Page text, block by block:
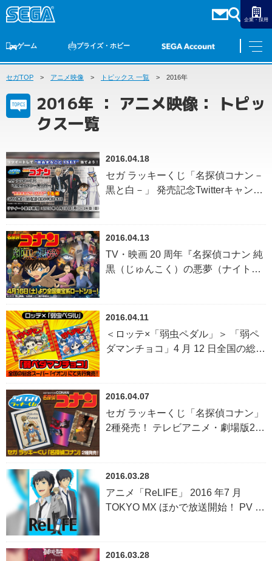
企業・採用
ゲーム
ゲームTOP 家庭用ゲーム PCゲーム スマホゲーム
プライズ・ホビー
プライズ トイ S-FIRE セガ ラッキーくじ
セガ ラッキーくじ
ゲームTOP
家庭用ゲーム
スマホゲーム
アーケードゲーム
プライズ・ホビー
トイ
S-FIRE
セガ ラッキーくじ
セガ ラッキーくじオンライン
物販
アニメ
ダーツ
トピックス
セガTOP アニメ映像 トピックス 一覧 2016年
2016年 ： アニメ映像： トピッ
クス一覧
2016.04.18
セガ ラッキーくじ「名探偵コナン－
黒と白－」 発売記念Twitterキャン
2016.04.13
TV・映画 20 周年『名探偵コナン 純
黒（じゅんこく）の悪夢（ナイトメ
2016.04.11
＜ロッテ×「弱虫ペダル」＞ 「弱ペ
ダマンチョコ」4 月 12 日全国の総合
ストを使用！～
2016.04.07
セガ ラッキーくじ「名探偵コナン」
2種発売！ テレビアニメ・劇場版20
2016.03.28
アニメ「ReLIFE」 2016 年7 月
TOKYO MX ほかで放送開始！ PV や
2016.03.28